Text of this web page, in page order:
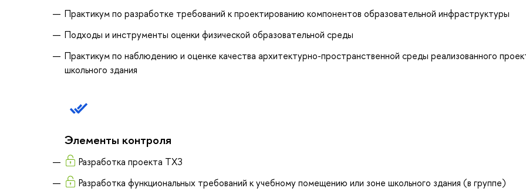
Практикум по разработке требований к проектированию компонентов образовательной инфраструктуры
Подходы и инструменты оценки физической образовательной среды
Практикум по наблюдению и оценке качества архитектурно-пространственной среды реализованного
школьного здания
Элементы контроля
Разработка проекта ТХЗ
Разработка функциональных требований к учебному помещению или зоне школьного здания (в группе)